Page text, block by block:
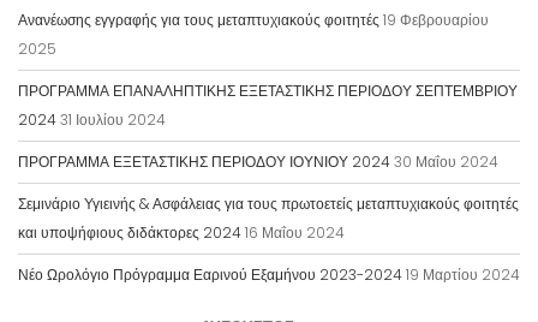
Ανανέωσης εγγραφής για τους μεταπτυχιακούς φοιτητές 19 Φεβρουαρίου
2025
ΠΡΟΓΡΑΜΜΑ ΕΠΑΝΑΛΗΠΤΙΚΗΣ ΕΞΕΤΑΣΤΙΚΗΣ ΠΕΡΙΟΔΟΥ ΣΕΠΤΕΜΒΡΙΟΥ
202431 Ιουλίου 2024
ΠΡΟΓΡΑΜΜΑ ΕΞΕΤΑΣΤΙΚΗΣ ΠΕΡΙΟΔΟΥ ΙΟΥΝΙΟΥ 202430 Μαΐου 2024
Σεμινάριο Υγιεινής & Ασφάλειας για τους πρωτοετείς μεταπτυχιακούς φοιτητές
και υποψήφιους διδάκτορες 202416 Μαΐου 2024
Νέο Ωρολόγιο Πρόγραμμα Εαρινού Εξαμήνου 2023-202419 Μαρτίου 2024